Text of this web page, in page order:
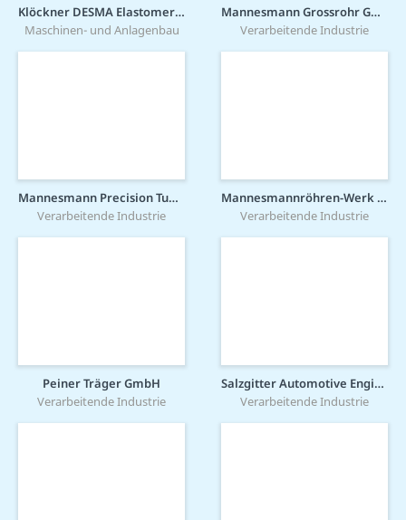
Klöckner DESMA Elastomertechnik GmbH
Maschinen- und Anlagenbau
Mannesmann Grossrohr GmbH
Verarbeitende Industrie
Mannesmann Precision Tubes GmbH
Verarbeitende Industrie
Mannesmannröhren-Werk GmbH
Verarbeitende Industrie
Peiner Träger GmbH
Verarbeitende Industrie
Salzgitter Automotive Engineering GmbH & Co. KG
Verarbeitende Industrie